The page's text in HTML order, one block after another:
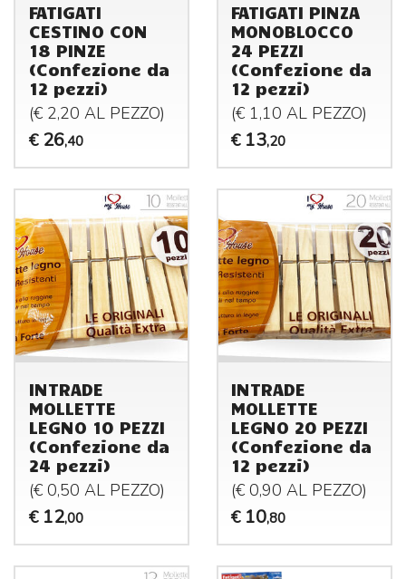
FATIGATI
CESTINO CON
18 PINZE
(Confezione da
12 pezzi)
(€ 2,20 AL PEZZO)
€ 26,40
FATIGATI PINZA
MONOBLOCCO
24 PEZZI
(Confezione da
12 pezzi)
(€ 1,10 AL PEZZO)
€ 13,20
INTRADE
MOLLETTE
LEGNO 10 PEZZI
(Confezione da
24 pezzi)
(€ 0,50 AL PEZZO)
€ 12,00
INTRADE
MOLLETTE
LEGNO 20 PEZZI
(Confezione da
12 pezzi)
(€ 0,90 AL PEZZO)
€ 10,80